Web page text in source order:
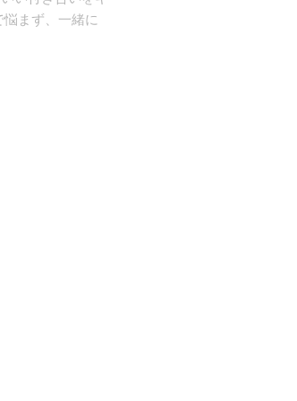
まず、一緒に